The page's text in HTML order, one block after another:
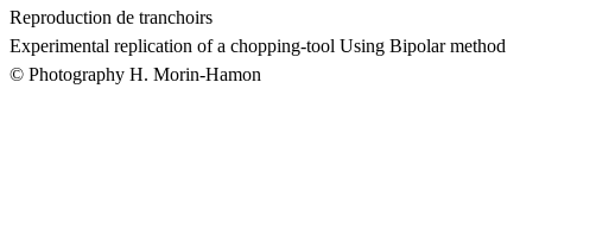
Reproduction de tranchoirs
Experimental replication of a chopping-tool Using Bipolar method
© Photography H. Morin-Hamon